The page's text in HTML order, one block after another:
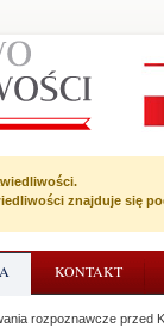
znajduje się
KONTAKT
rozpoznawcze przed